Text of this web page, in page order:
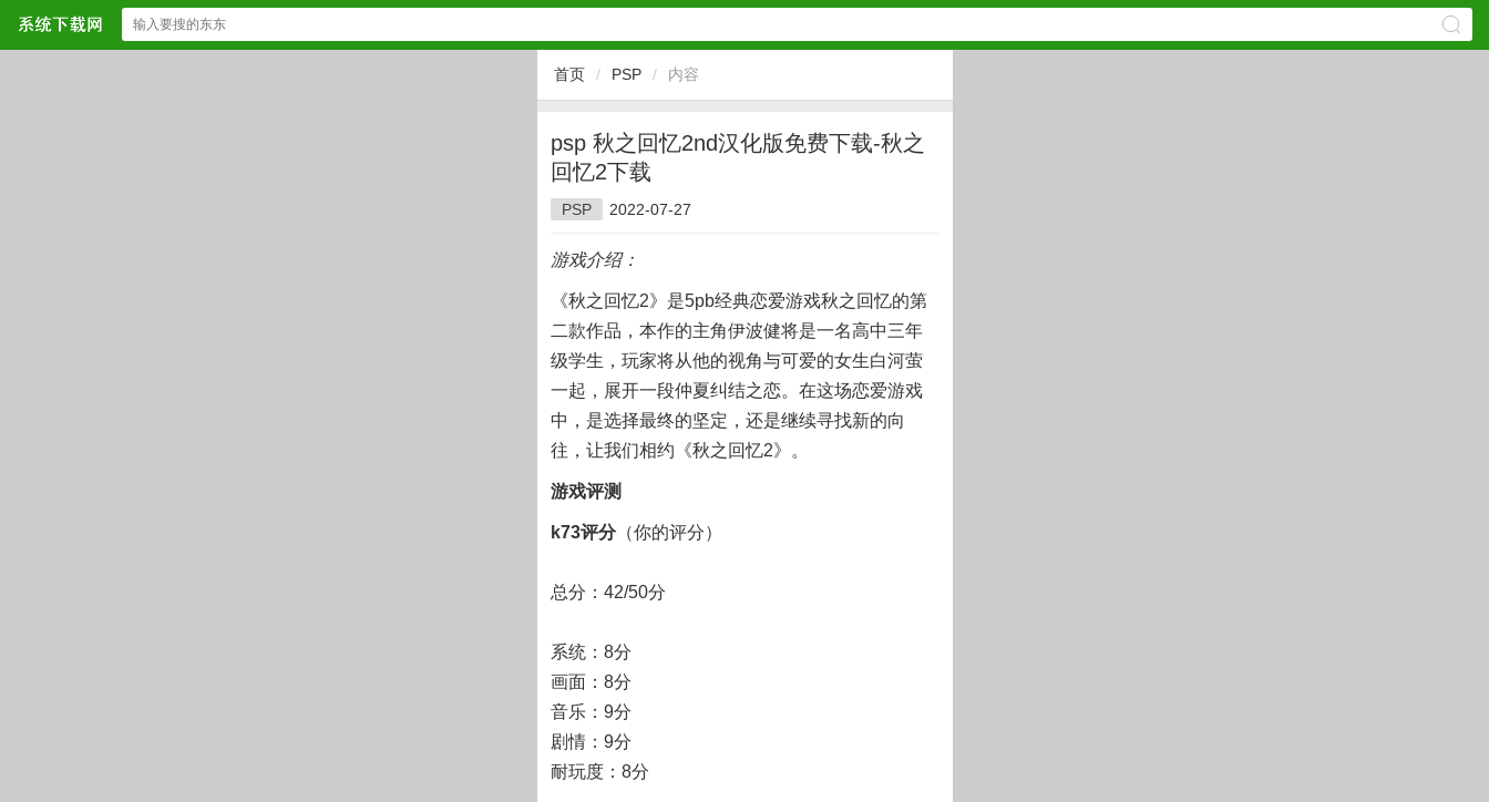
首页 / PSP / 内容
psp 秋之回忆2nd汉化版免费下载-秋之
回忆2下载
PSP 2022-07-27
游戏介绍：
《秋之回忆2》是5pb经典恋爱游戏秋之回忆的第
二款作品，本作的主角伊波健将是一名高中三年
级学生，玩家将从他的视角与可爱的女生白河萤
一起，展开一段仲夏纠结之恋。在这场恋爱游戏
中，是选择最终的坚定，还是继续寻找新的向
往，让我们相约《秋之回忆2》。
游戏评测
k73评分（你的评分）
总分：42/50分
系统：8分
画面：8分
音乐：9分
剧情：9分
耐玩度：8分